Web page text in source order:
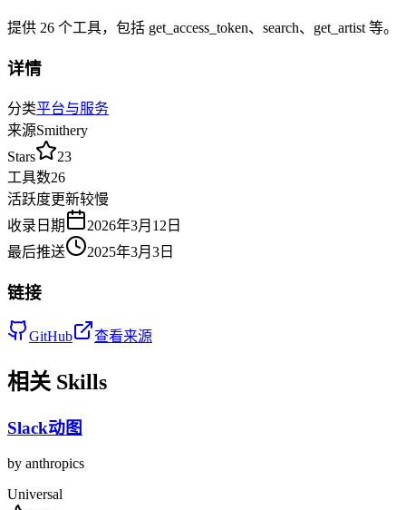
提供 26 个工具，包括 get_access_token、search、get_artist等。
详情
分类平台与服务
来源Smithery
Stars
23
工具数26
活跃度更新较慢
收录日期
2026年3月12日
最后推送
2025年3月3日
链接
GitHub 查看来源
相关 Skills
Slack动图
by anthropics
Universal